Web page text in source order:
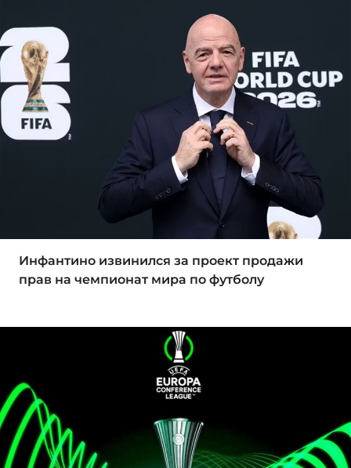
Инфантино извинился за проект продажи
прав на чемпионат мира по футболу